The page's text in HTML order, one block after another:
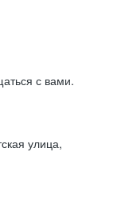
с вами.
улица,